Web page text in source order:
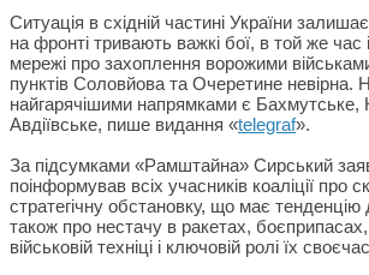
Ситуація в східній частині України
на фронті тривають важкі бої, в той же час
мережі про захоплення ворожими
пунктів Соловйова та Очеретине невірна.
найгарячішими напрямками є Бахмутське,
Авдіївське, пише видання «telegraf».
За підсумками «Рамштайна» Сирський
поінформував всіх учасників коаліції про
стратегічну обстановку, що має тенденцію
також про нестачу в ракетах, боєприпасах,
військовій техніці і ключовій ролі їх